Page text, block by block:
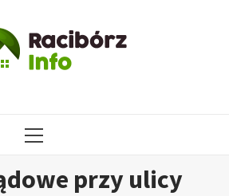
MENU
przy ulicy